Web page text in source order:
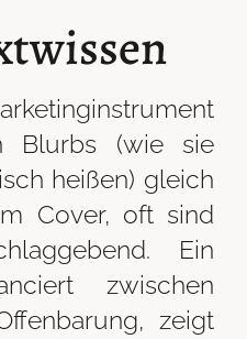
Blurbs (wie sie
heißen) gleich
Cover, oft sind
Ein
zwischen
zeigt